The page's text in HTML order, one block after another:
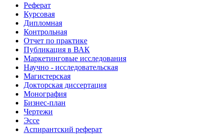
Реферат
Курсовая
Дипломная
Контрольная
Отчет по практике
Публикация в ВАК
Маркетинговые исследования
Научно - исследовательская
Магистерская
Докторская диссертация
Монография
Бизнес-план
Чертежи
Эссе
Аспирантский реферат